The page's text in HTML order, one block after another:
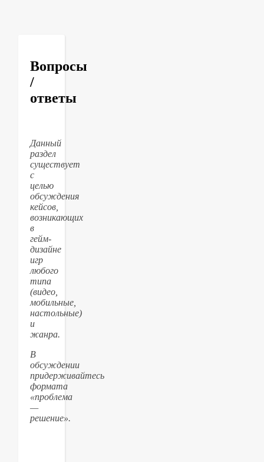
Вопросы
/
ответы
Данный
раздел
существует
с
целью
обсуждения
кейсов,
возникающих
в
гейм-
дизайне
игр
любого
типа
(видео,
мобильные,
настольные)
и
жанра.
В
обсуждении
придерживайтесь
формата
«проблема
—
решение».